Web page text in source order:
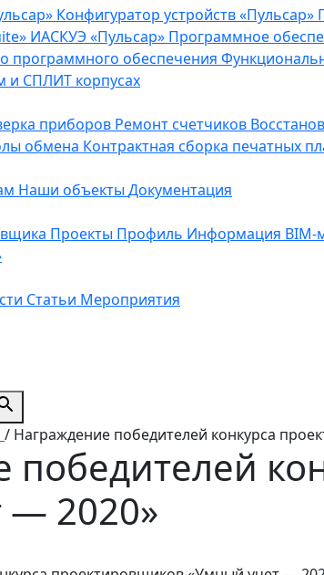
Конфигуратор устройств «Пульсар»
ИАСКУЭ «Пульсар» Программное
программного обеспечения
и СПЛИТ корпусах
приборов Ремонт счетчиков
обмена Контрактная сборка печатных
Наши объекты Документация
Проекты Профиль Информация BIM-
Статьи Мероприятия
/ Награждение победителей конкурса
победителей
— 2020»